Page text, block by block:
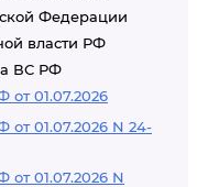
Федерации
власти РФ
ВС РФ
01.07.2026
01.07.2026 N 24-
01.07.2026 N